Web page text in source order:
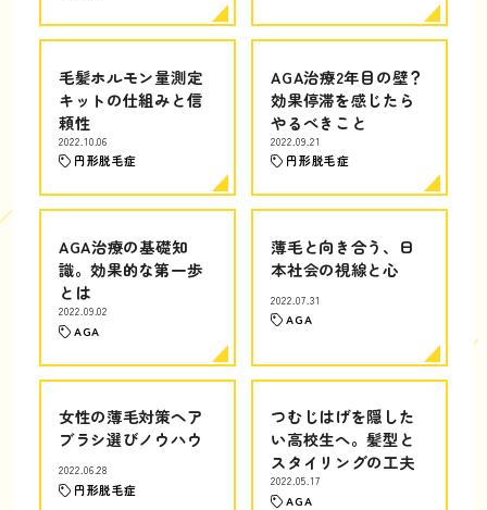
毛髪ホルモン量測定
キットの仕組みと信
頼性
2022.10.06
円形脱毛症
AGA治療2年目の壁？
効果停滞を感じたら
やるべきこと
2022.09.21
円形脱毛症
AGA治療の基礎知
識。効果的な第一歩
とは
2022.09.02
AGA
薄毛と向き合う、日
本社会の視線と心
2022.07.31
AGA
女性の薄毛対策ヘア
ブラシ選びノウハウ
2022.06.28
円形脱毛症
つむじはげを隠した
い高校生へ。髪型と
スタイリングの工夫
2022.05.17
AGA